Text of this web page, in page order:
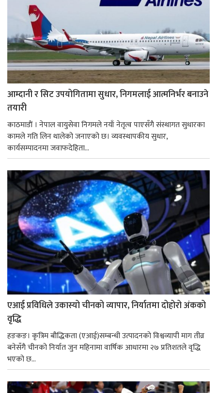
आम्दानी र सिट उपयोगितामा सुधार, निगमलाई आत्मनिर्भर बनाउने
तयारी
काठमाडाैं । नेपाल वायुसेवा निगमले नयाँ नेतृत्व पाएसँगै संस्थागत सुधारका
कामले गति लिन थालेको जनाएको छ। व्यवस्थापकीय सुधार,
कार्यसम्पादनमा जवाफदेहिता...
एआई प्रविधिले उकास्यो चीनको व्यापार, निर्यातमा दोहोरो अंकको
वृद्धि
हङकङ। कृत्रिम बौद्धिकता (एआई)सम्बन्धी उत्पादनको विश्वव्यापी माग तीव्र
बनेसँगै चीनको निर्यात जुन महिनामा वार्षिक आधारमा २७ प्रतिशतले वृद्धि
भएको छ...